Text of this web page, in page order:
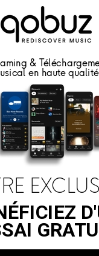
&
en haute qualité